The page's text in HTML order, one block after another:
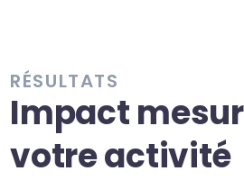
RÉSULTATS
Impact
votre activité